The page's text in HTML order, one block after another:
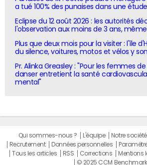
a tué 100% des punaises dans une étude
Eclipse du 12 août 2026 : les autorités
l'observation aux moins de 3 ans,
Plus que deux mois pour la visiter : l'île
du silence, voitures, motos et vélos y
Pr. Alinka Greasley : "Pour les femmes
danser entretient la santé
mental"
Qui sommes-nous ? L'équipe Notre société
Recrutement
Données personnelles
Tous les articles
RSS Corrections Mentions
© 2025 CCM Benchmark